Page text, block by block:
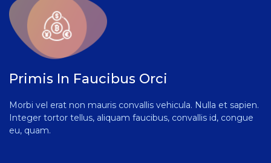
Primis In Faucibus Orci
Morbi vel erat non mauris convallis vehicula. Nulla et sapien.
Integer tortor tellus, aliquam faucibus, convallis id, congue
eu, quam.